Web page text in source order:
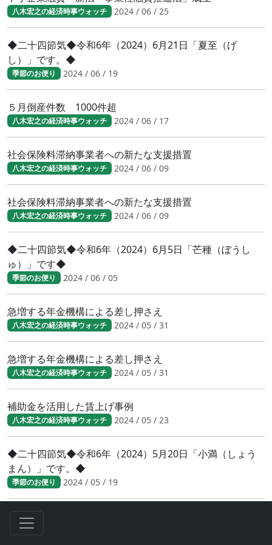
八木宏之の経済時事ウォッチ 2024 / 06 / 25
◆二十四節気◆令和6年（2024）6月21日「夏至（げ
し）」です。◆
季節のお便り 2024 / 06 / 19
５月倒産件数 1000件超
八木宏之の経済時事ウォッチ 2024 / 06 / 17
社会保険料滞納事業者への新たな支援措置
八木宏之の経済時事ウォッチ 2024 / 06 / 09
社会保険料滞納事業者への新たな支援措置
八木宏之の経済時事ウォッチ 2024 / 06 / 09
◆二十四節気◆令和6年（2024）6月5日「芒種（ぼうし
ゅ）」です◆
季節のお便り 2024 / 06 / 05
急増する年金機構による差し押さえ
八木宏之の経済時事ウォッチ 2024 / 05 / 31
急増する年金機構による差し押さえ
八木宏之の経済時事ウォッチ 2024 / 05 / 31
補助金を活用した賃上げ事例
八木宏之の経済時事ウォッチ 2024 / 05 / 23
◆二十四節気◆令和6年（2024）5月20日「小満（しょう
まん）」です。◆
季節のお便り 2024 / 05 / 19
「人手不足」関連倒産が急増。 「2024年問題」の直撃を受
けた業種は